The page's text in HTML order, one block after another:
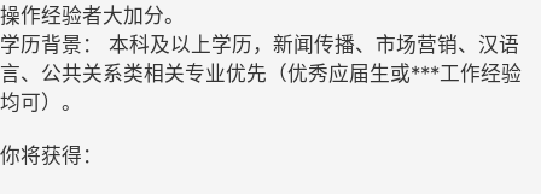
操作经验者大加分。
学历背景： 本科及以上学历，新闻传播、市场营销、汉语
言、公共关系类相关专业优先（优秀应届生或***工作经验
均可）。
你将获得：